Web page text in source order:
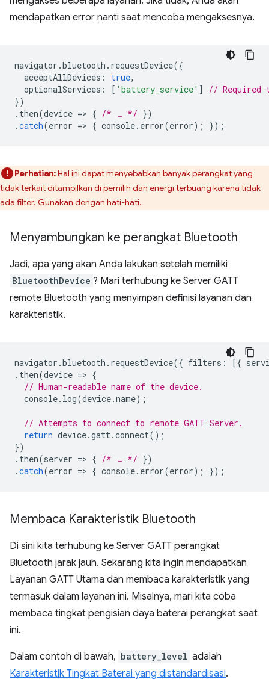
mendapatkan error nanti saat mencoba mengaksesnya.
navigator .bluetooth . requestDevice({
acceptAllDevices : true,
optionalServices : [ 'battery_service' ]
// Required
})
. then(device => { /* … */ })
.catch(error => { console. error(error); });
Perhatian:Hal ini dapat menyebabkan banyak perangkat yang
tidak terkait ditampilkan di pemilih dan energi terbuang karena tidak
ada filter. Gunakan dengan hati-hati.
Menyambungkan ke perangkat Bluetooth
Jadi, apa yang akan Anda lakukan setelah memiliki
BluetoothDevice ? Mari terhubung ke Server GATT
remote Bluetooth yang menyimpan definisi layanan dan
karakteristik.
navigator .bluetooth . requestDevice({ filters : [{
. then(device => {
// Human-readable name of the device.
console. log(device.name);
// Attempts to connect to remote GATT Server.
return device.gatt.connect();
})
. then(server => { /* … */ })
.catch(error => { console. error(error); });
Membaca Karakteristik Bluetooth
Di sini kita terhubung ke Server GATT perangkat
Bluetooth jarak jauh. Sekarang kita ingin mendapatkan
Layanan GATT Utama dan membaca karakteristik yang
termasuk dalam layanan ini. Misalnya, mari kita coba
membaca tingkat pengisian daya baterai perangkat saat
ini.
Dalam contoh di bawah, battery_level adalah
Karakteristik Tingkat Baterai yang distandardisasi.